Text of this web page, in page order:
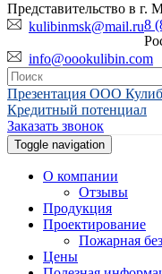
Представительство в г.
kulibinmsk@mail.ru8
info@oookulibin.com
Презентация ООО
Кредитный потенциал
Заказать звонок
Toggle navigation
О компании
Отзывы
Продукция
Проектирование
Пожарная
Цены